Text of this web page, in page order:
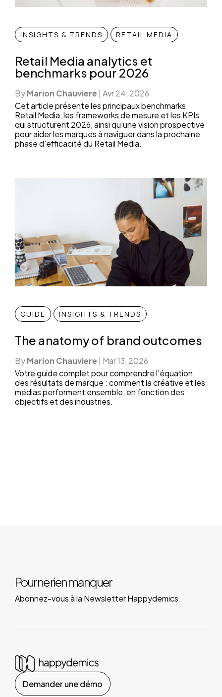
INSIGHTS & TRENDS RETAIL MEDIA
Retail Media analytics et
benchmarks pour 2026
ByMarion Chauviere | Avr 24, 2026
Cet article présente les principaux benchmarks
Retail Media, les frameworks de mesure et les KPIs
qui structurent 2026, ainsi qu’une vision prospective
pour aider les marques à naviguer dans la prochaine
phase d’efficacité du Retail Media.
GUIDE INSIGHTS & TRENDS
The anatomy of brand outcomes
ByMarion Chauviere
Mar 13, 2026
Votre guide complet pour comprendre l’équation
des résultats de marque : comment la créative et les
médias performent ensemble, en fonction des
objectifs et des industries.
Pour ne rien manquer
Abonnez-vous à la Newsletter Happydemics
Demander une démo